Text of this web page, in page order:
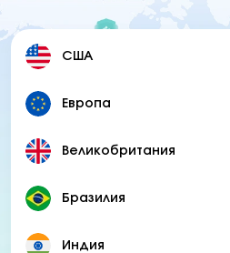
США
Европа
Великобритания
Бразилия
Индия